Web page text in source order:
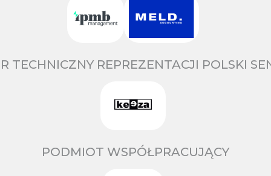
TECHNICZNY REPREZENTACJI POLSKI
PODMIOT WSPÓŁPRACUJĄCY